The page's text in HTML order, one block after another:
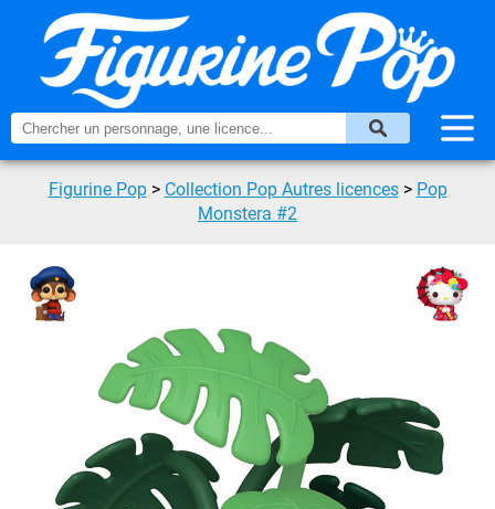
Figurine Pop > Collection Pop Autres licences > Pop
Monstera #2